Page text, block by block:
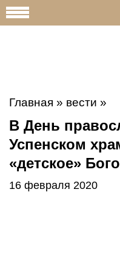
Главная » вести »
В День
Успенском
«детское»
16 февраля 2020